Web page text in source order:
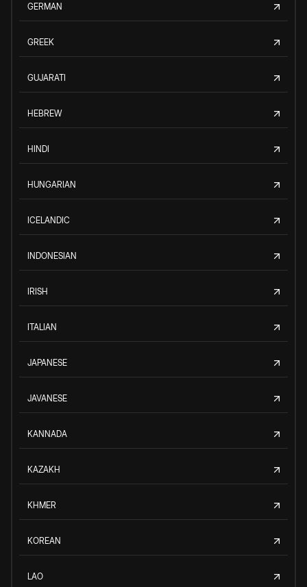
GERMAN
GREEK
GUJARATI
HEBREW
HINDI
HUNGARIAN
ICELANDIC
INDONESIAN
IRISH
ITALIAN
JAPANESE
JAVANESE
KANNADA
KAZAKH
KHMER
KOREAN
LAO